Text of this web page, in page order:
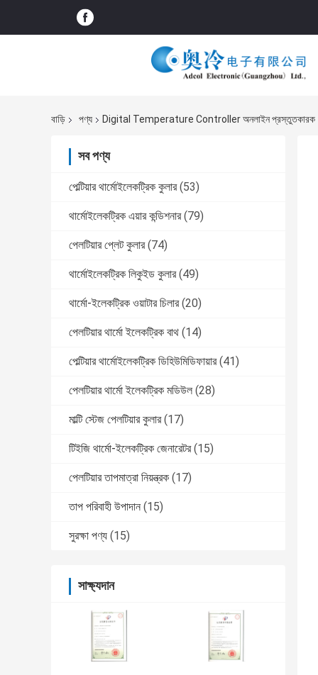
বাড়ি পণ্য Digital Temperature Controller অনলাইন প্রস্তুতকারক
সব পণ্য
পেল্টিয়ার থার্মোইলেকট্রিক কুলার (53)
থার্মোইলেকট্রিক এয়ার কন্ডিশনার (79)
পেলটিয়ার প্লেট কুলার (74)
থার্মোইলেকট্রিক লিকুইড কুলার (49)
থার্মো-ইলেকট্রিক ওয়াটার চিলার (20)
পেলটিয়ার থার্মো ইলেকট্রিক বাথ (14)
পেল্টিয়ার থার্মোইলেকট্রিক ডিহিউমিডিফায়ার (41)
পেলটিয়ার থার্মো ইলেকট্রিক মডিউল (28)
মাল্টি স্টেজ পেলটিয়ার কুলার (17)
টিইজি থার্মো-ইলেকট্রিক জেনারেটর (15)
পেলটিয়ার তাপমাত্রা নিয়ন্ত্রক (17)
তাপ পরিবাহী উপাদান (15)
সুরক্ষা পণ্য (15)
সাক্ষ্যদান